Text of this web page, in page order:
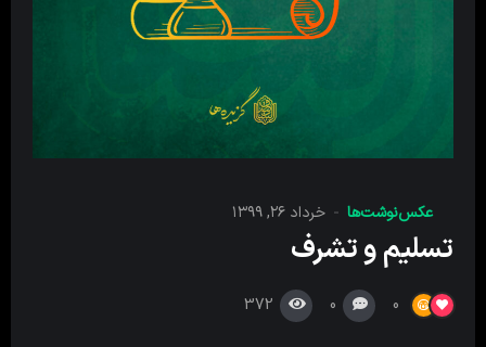
عکس‌نوشت‌ها خرداد ۲۶, ۱۳۹۹
تسلیم و تشرف
0
0
372